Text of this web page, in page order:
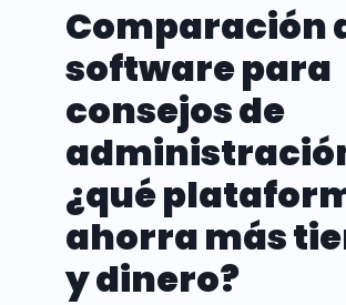
Comparación
software para
consejos de
¿qué
ahorra más
y dinero?